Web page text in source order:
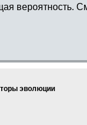
вероятность.
эволюции